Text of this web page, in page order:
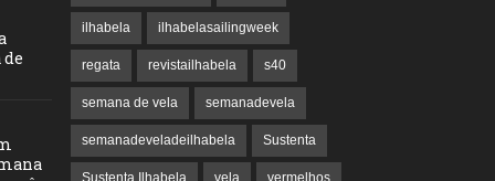
ilhabela ilhabelasailingweek
regata revistailhabela s40
semana de vela semanadevela
semanadeveladeilhabela Sustenta
Sustenta Ilhabela vela vermelhos